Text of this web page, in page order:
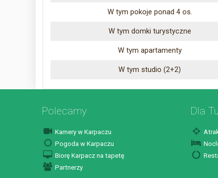
W tym pokoje ponad 4 os.
W tym domki turystyczne
W tym apartamenty
W tym studio (2+2)
Polecamy
Kamery w Karpaczu
Pogoda w Karpaczu
Biorę Karpacz na tapetę
Partnerzy
Dla